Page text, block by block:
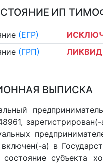
ИП
(ЕГР)
(ГРП)
ВЫПИСКА
включен(-a) в
субъекта